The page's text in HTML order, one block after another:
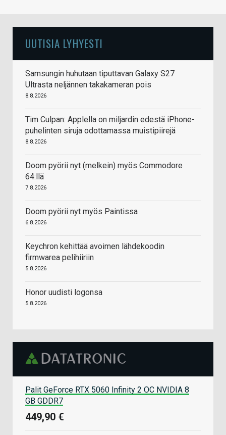
UUTISIA LYHYESTI
Samsungin huhutaan tiputtavan Galaxy S27
Ultrasta neljännen takakameran pois
8.8.2026
Tim Culpan: Applella on miljardin edestä iPhone-
puhelinten siruja odottamassa muistipiirejä
8.8.2026
Doom pyörii nyt (melkein) myös Commodore
64:llä
7.8.2026
Doom pyörii nyt myös Paintissa
6.8.2026
Keychron kehittää avoimen lähdekoodin
firmwarea pelihiiriin
5.8.2026
Honor uudisti logonsa
5.8.2026
Palit GeForce RTX 5060 Infinity 2 OC NVIDIA 8
GB GDDR7
449,90 €